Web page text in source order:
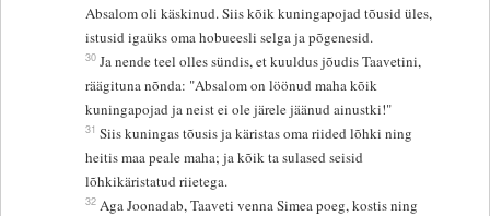
Absalom oli käskinud. Siis kõik kuningapojad tõusid üles,
istusid igaüks oma hobueesli selga ja põgenesid.
30 Ja nende teel olles sündis, et kuuldus jõudis Taavetini,
räägituna nõnda: "Absalom on löönud maha kõik
kuningapojad ja neist ei ole järele jäänud ainustki!"
31 Siis kuningas tõusis ja käristas oma riided lõhki ning
heitis maa peale maha; ja kõik ta sulased seisid
lõhkikäristatud riietega.
32 Aga Joonadab, Taaveti venna Simea poeg, kostis ning